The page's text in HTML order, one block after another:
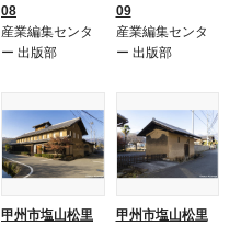
08
産業編集センタ
ー 出版部
09
産業編集センタ
ー 出版部
甲州市塩山松里
甲州市塩山松里